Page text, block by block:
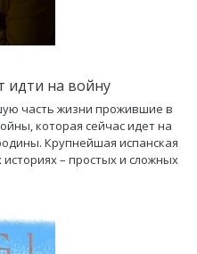
идти на войну
часть жизни прожившие в
которая сейчас идет на
Крупнейшая испанская
историях – простых и сложных